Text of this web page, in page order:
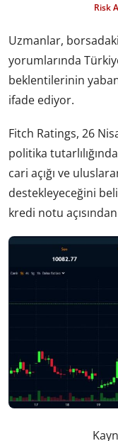
Risk
Uzmanlar,
yorumlarında
beklentilerinin
ifade ediyor.
Fitch Ratings, 26
politika
cari açığı ve
destekleyeceğini
kredi notu